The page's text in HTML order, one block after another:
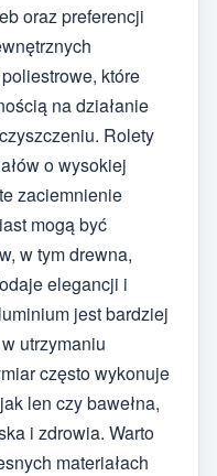
oraz preferencji
które
na działanie
Rolety
o wysokiej
zaciemnienie
mogą być
w tym drewna,
elegancji i
jest bardziej
utrzymaniu
często wykonuje
len czy bawełna,
i zdrowia. Warto
materiałach